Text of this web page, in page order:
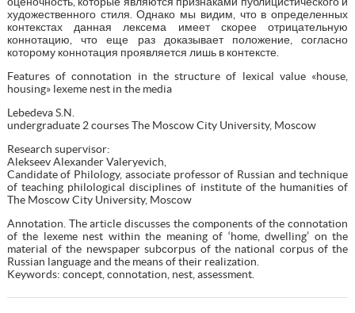
художественного стиля. Однако мы видим, что в определенных
контекстах данная лексема имеет скорее отрицательную
коннотацию, что еще раз доказывает положение, согласно
которому коннотация проявляется лишь в контексте.
Features of connotation in the structure of lexical value «house,
housing» lexeme nest in the media
Lebedeva S.N.
undergraduate 2 courses The Moscow City University, Moscow
Research supervisor:
Alekseev Alexander Valeryevich,
Candidate of Philology, associate professor of Russian and technique
of teaching philological disciplines of institute of the humanities of
The Moscow City University, Moscow
Annotation. The article discusses the components of the connotation
of the lexeme nest within the meaning of ‘home, dwelling’ on the
material of the newspaper subcorpus of the national corpus of the
Russian language and the means of their realization.
Keywords: concept, connotation, nest, assessment.